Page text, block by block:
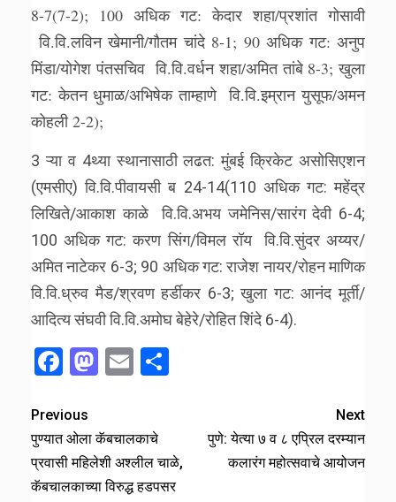
8-7(7-2); 100 अधिक गट: केदार शहा/प्रशांत गोसावी
वि.वि.लविन खेमानी/गौतम चांदे 8-1; 90 अधिक गट: अनुप
मिंडा/योगेश पंतसचिव वि.वि.वर्धन शहा/अमित तांबे 8-3; खुला
गट: केतन धुमाळ/अभिषेक ताम्हाणे वि.वि.इम्रान युसूफ/अमन
कोहली 2-2);
3 ऱ्या व 4थ्या स्थानासाठी लढत: मुंबई क्रिकेट असोसिएशन
(एमसीए) वि.वि.पीवायसी ब 24-14(110 अधिक गट: महेंद्र
लिखिते/आकाश काळे वि.वि.अभय जमेनिस/सारंग देवी 6-4;
100 अधिक गट: करण सिंग/विमल रॉय वि.वि.सुंदर अय्यर/
अमित नाटेकर 6-3; 90 अधिक गट: राजेश नायर/रोहन माणिक
वि.वि.ध्रुव मैड/श्रवण हर्डीकर 6-3; खुला गट: आनंद मूर्ती/
आदित्य संघवी वि.वि.अमोघ बेहेरे/रोहित शिंदे 6-4).
Facebook
Mastodon
Email
Previous
पुण्यात ओला कॅबचालकाचे
प्रवासी महिलेशी अश्लील चाळे,
कॅबचालकाच्या विरुद्ध हडपसर
Next
पुणे: येत्या ७ व ८ एप्रिल दरम्यान
कलारंग महोत्सवाचे आयोजन